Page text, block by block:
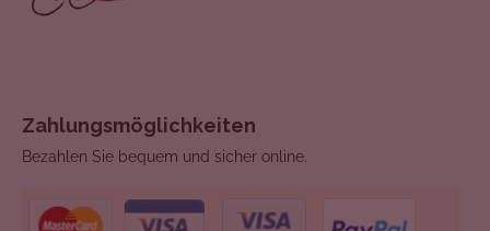
Zahlungsmöglichkeiten
Bezahlen Sie bequem und sicher online.